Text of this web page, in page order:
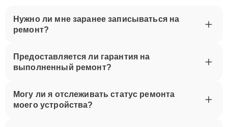
Нужно ли мне заранее записываться на
ремонт?
Предоставляется ли гарантия на
выполненный ремонт?
Могу ли я отслеживать статус ремонта
моего устройства?